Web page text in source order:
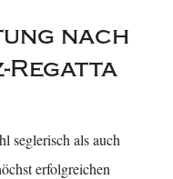
nach
Regatta
seglerisch als auch
erfolgreichen